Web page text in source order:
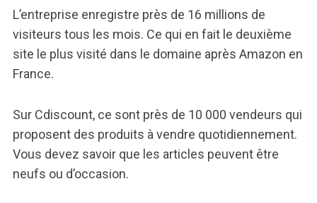
L’entreprise enregistre près de 16 millions de
visiteurs tous les mois. Ce qui en fait le deuxième
site le plus visité dans le domaine après Amazon en
France.
Sur Cdiscount, ce sont près de 10 000 vendeurs qui
proposent des produits à vendre quotidiennement.
Vous devez savoir que les articles peuvent être
neufs ou d’occasion.